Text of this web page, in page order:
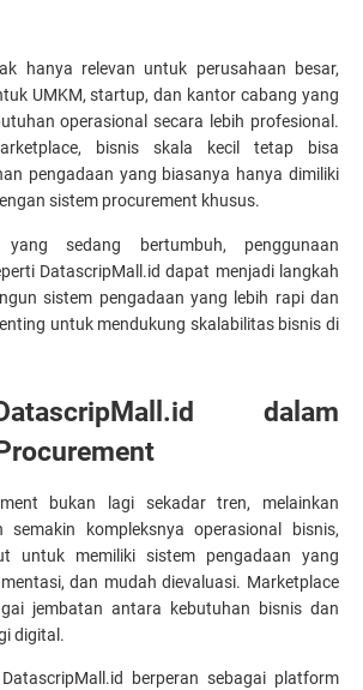
hanya relevan untuk perusahaan besar,
UMKM, startup, dan kantor cabang yang
operasional secara lebih profesional.
bisnis skala kecil tetap bisa
pengadaan yang biasanya hanya dimiliki
sistem procurement khusus.
sedang bertumbuh, penggunaan
DatascripMall.id dapat menjadi langkah
sistem pengadaan yang lebih rapi dan
untuk mendukung skalabilitas bisnis di
dalam
bukan lagi sekadar tren, melainkan
semakin kompleksnya operasional bisnis,
untuk memiliki sistem pengadaan yang
dan mudah dievaluasi. Marketplace
jembatan antara kebutuhan bisnis dan
digital.
berperan sebagai platform